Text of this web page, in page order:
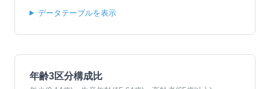
データテーブルを表示
年齢3区分構成比